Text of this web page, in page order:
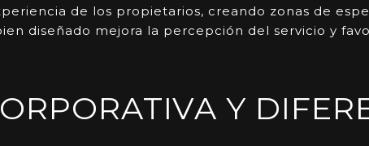
de los propietarios, creando zonas de
diseñado mejora la percepción del servicio y
Y